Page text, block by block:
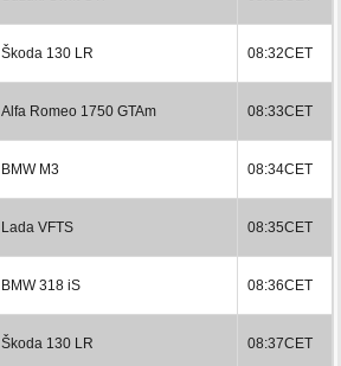
Škoda 130 LR 08:32CET
Alfa Romeo 1750 GTAm 08:33CET
BMW M3 08:34CET
Lada VFTS 08:35CET
BMW 318 iS 08:36CET
Škoda 130 LR 08:37CET